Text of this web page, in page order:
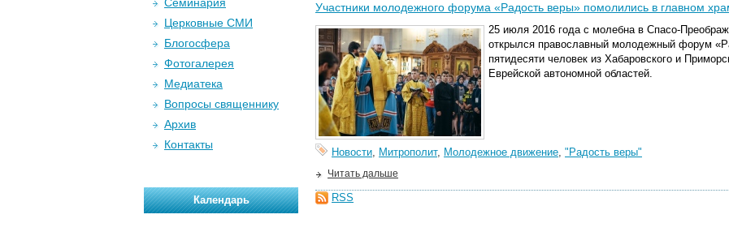
Участники молодежного форума «Радость веры» помолились в главном
25 июля 2016 года с молебна в Спасо-
открылся православный молодежный форум
пятидесяти человек из Хабаровского и
Еврейской автономной областей.
Новости, Митрополит, Молодежное движение, "Радость веры"
Читать дальше
RSS
Церковные СМИ
Блогосфера
Фотогалерея
Медиатека
Вопросы священнику
Архив
Контакты
Календарь